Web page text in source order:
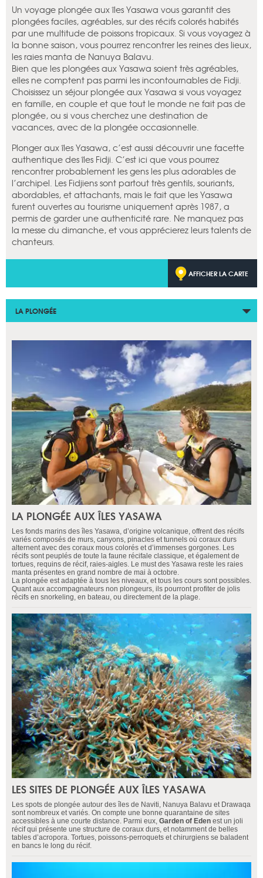
Un voyage plongée aux îles Yasawa vous garantit des
plongées faciles, agréables, sur des récifs colorés habités
par une multitude de poissons tropicaux. Si vous voyagez à
la bonne saison, vous pourrez rencontrer les reines des lieux,
les raies manta de Nanuya Balavu.
Bien que les plongées aux Yasawa soient très agréables,
elles ne comptent pas parmi les incontournables de Fidji.
Choisissez un séjour plongée aux Yasawa si vous voyagez
en famille, en couple et que tout le monde ne fait pas de
plongée, ou si vous cherchez une destination de
vacances, avec de la plongée occasionnelle.
Plonger aux îles Yasawa, c’est aussi découvrir une facette
authentique des îles Fidji. C’est ici que vous pourrez
rencontrer probablement les gens les plus adorables de
l’archipel. Les Fidjiens sont partout très gentils, souriants,
abordables, et attachants, mais le fait que les Yasawa
furent ouvertes au tourisme uniquement après 1987, a
permis de garder une authenticité rare. Ne manquez pas
la messe du dimanche, et vous apprécierez leurs talents de
chanteurs.
AFFICHER LA CARTE
LA PLONGÉE
LA PLONGÉE AUX ÎLES YASAWA
Les fonds marins des îles Yasawa, d’origine volcanique, offrent des récifs
variés composés de murs, canyons, pinacles et tunnels où coraux durs
alternent avec des coraux mous colorés et d’immenses gorgones. Les
récifs sont peuplés de toute la faune récifale classique, et également de
tortues, requins de récif, raies-aigles. Le must des Yasawa reste les raies
manta présentes en grand nombre de mai à octobre.
La plongée est adaptée à tous les niveaux, et tous les cours sont possibles.
Quant aux accompagnateurs non plongeurs, ils pourront profiter de jolis
récifs en snorkeling, en bateau, ou directement de la plage.
LES SITES DE PLONGÉE AUX ÎLES YASAWA
Les spots de plongée autour des îles de Naviti, Nanuya Balavu et Drawaqa
sont nombreux et variés. On compte une bonne quarantaine de sites
accessibles à une courte distance. Parmi eux, Garden of Eden est un joli
récif qui présente une structure de coraux durs, et notamment de belles
tables d’acropora. Tortues, poissons-perroquets et chirurgiens se baladent
en bancs le long du récif.